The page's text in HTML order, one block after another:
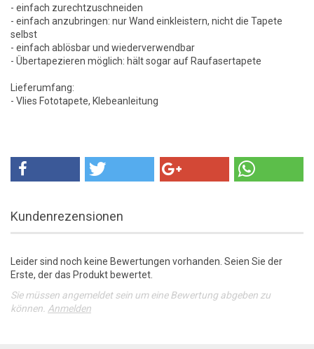
- einfach zurechtzuschneiden
- einfach anzubringen: nur Wand einkleistern, nicht die Tapete
selbst
- einfach ablösbar und wiederverwendbar
- Übertapezieren möglich: hält sogar auf Raufasertapete
Lieferumfang:
- Vlies Fototapete, Klebeanleitung
Kundenrezensionen
Leider sind noch keine Bewertungen vorhanden. Seien Sie der
Erste, der das Produkt bewertet.
Sie müssen angemeldet sein um eine Bewertung abgeben zu
können. Anmelden